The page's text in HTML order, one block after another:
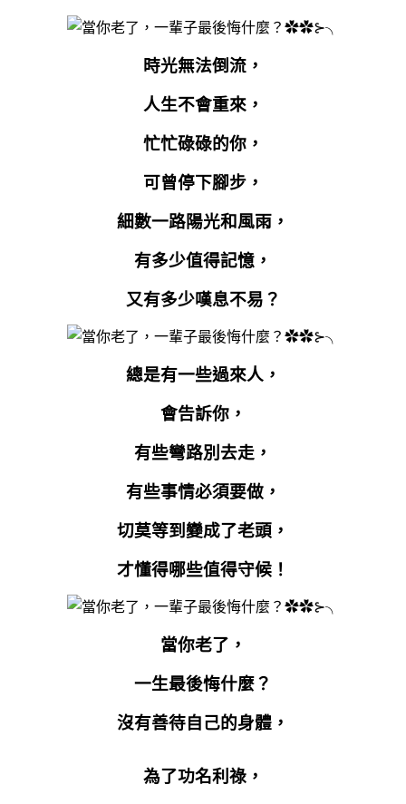
時光無法倒流，
人生不會重來，
忙忙碌碌的你，
可曾停下腳步，
細數一路陽光和風雨，
有多少值得記憶，
又有多少嘆息不易？
總是有一些過來人，
會告訴你，
有些彎路別去走，
有些事情必須要做，
切莫等到變成了老頭，
才懂得哪些值得守候！
當你老了，
一生最後悔什麼？
沒有善待自己的身體，
為了功名利祿，